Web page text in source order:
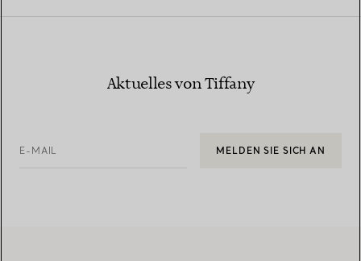
Aktuelles von Tiffany
E-MAIL MELDEN SIE SICH AN